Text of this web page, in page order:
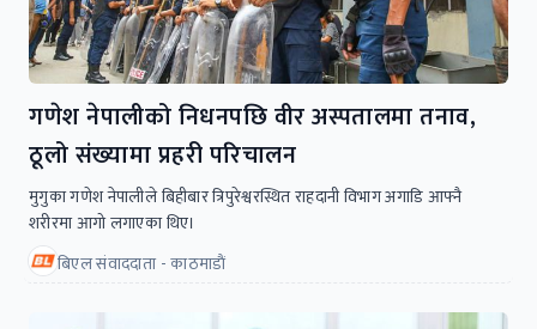
गणेश नेपालीको निधनपछि वीर अस्पतालमा तनाव,
ठूलो संख्यामा प्रहरी परिचालन
मुगुका गणेश नेपालीले बिहीबार त्रिपुरेश्वरस्थित राहदानी विभाग अगाडि आफ्नै
शरीरमा आगो लगाएका थिए।
बिएल संवाददाता - काठमाडाैं